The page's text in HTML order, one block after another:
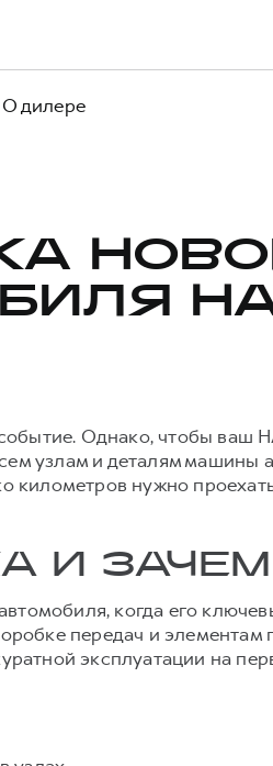
О дилере
Однако, чтобы ваш
узлам и деталям машины
километров нужно
И
когда его
передач и элементам
эксплуатации на